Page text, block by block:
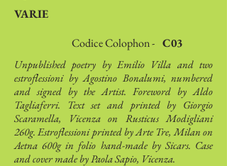
VARIE
Codice Colophon - C03
Unpublished poetry by Emilio Villa and two
estroflessioni by Agostino Bonalumi, numbered
and signed by the Artist. Foreword by Aldo
Tagliaferri. Text set and printed by Giorgio
Scaramella, Vicenza on Rusticus Modigliani
260g. Estroflessioni printed by Arte Tre, Milan on
Aetna 600g in folio hand-made by Sicars. Case
and cover made by Paola Sapio, Vicenza.